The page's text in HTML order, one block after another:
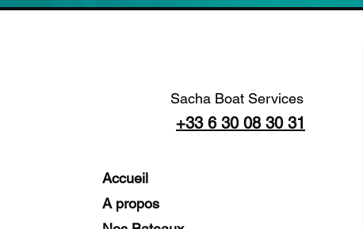
Sacha Boat Services
+33 6 30 08 30 31
Accueil
A propos